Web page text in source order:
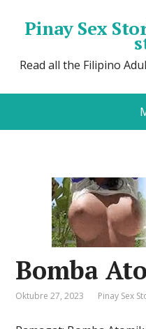
Pinay Sex
Read all the Filipino
Bomba
Oktubre 27, 2023 Pinay Sex